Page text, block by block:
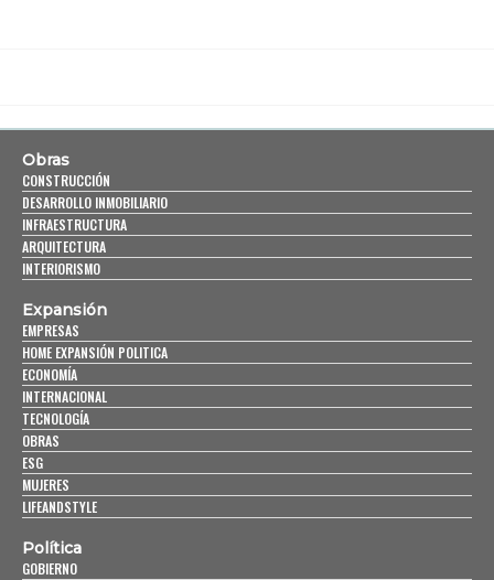
Obras
CONSTRUCCIÓN
DESARROLLO INMOBILIARIO
INFRAESTRUCTURA
ARQUITECTURA
INTERIORISMO
Expansión
EMPRESAS
HOME EXPANSIÓN POLITICA
ECONOMÍA
INTERNACIONAL
TECNOLOGÍA
OBRAS
ESG
MUJERES
LIFEANDSTYLE
Política
GOBIERNO